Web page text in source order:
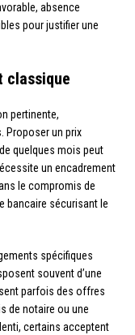
absence
pour justifier une
classique
pertinente,
Proposer un prix
quelques mois peut
un encadrement
le compromis de
bancaire sécurisant le
spécifiques
souvent d’une
parfois des offres
de notaire ou une
certains acceptent